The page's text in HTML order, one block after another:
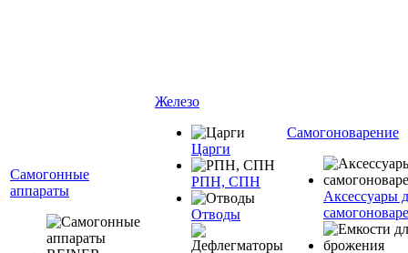
Самогонные
аппараты
Железо
Царги
РПН, СПН
Отводы
Самогоноварение
Аксессуары